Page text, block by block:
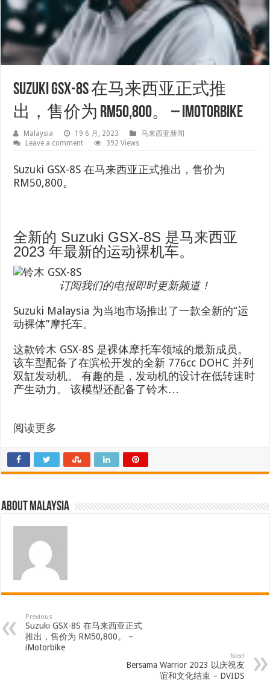
Suzuki GSX-8S 在马来西亚正式推
出，售价为 RM50,800。 – iMotorbike
Malaysia 19 6 月, 2023
马来西亚新闻
Leave a comment
392 Views
Suzuki GSX-8S 在马来西亚正式推出，售价为
RM50,800。
全新的 Suzuki GSX-8S 是马来西亚
2023 年最新的运动裸机车。
订阅我们的电报即时更新频道！
Suzuki Malaysia 为当地市场推出了一款全新的“运
动裸体”摩托车。
这款铃木 GSX-8S 是裸体摩托车领域的最新成员。
该车型配备了在滨松开发的全新 776cc DOHC 并列
双缸发动机。 有趣的是，发动机的设计在低转速时
产生动力。 该模型还配备了铃木…
阅读更多
About Malaysia
Previous
Suzuki GSX-8S 在马来西亚正式
推出，售价为 RM50,800。 –
iMotorbike
Next
Bersama Warrior 2023 以庆祝友
谊和文化结束 – DVIDS